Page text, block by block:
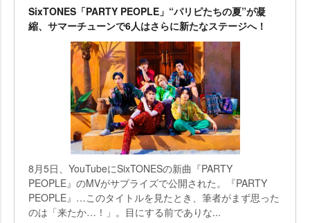
SixTONES「PARTY PEOPLE」“パリピたちの夏”が凝
縮、サマーチューンで6人はさらに新たなステージへ！
8月5日、YouTubeにSixTONESの新曲『PARTY
PEOPLE』のMVがサプライズで公開された。『PARTY
PEOPLE』…このタイトルを見たとき、筆者がまず思った
のは「来たか…！」。目にする前でありな...